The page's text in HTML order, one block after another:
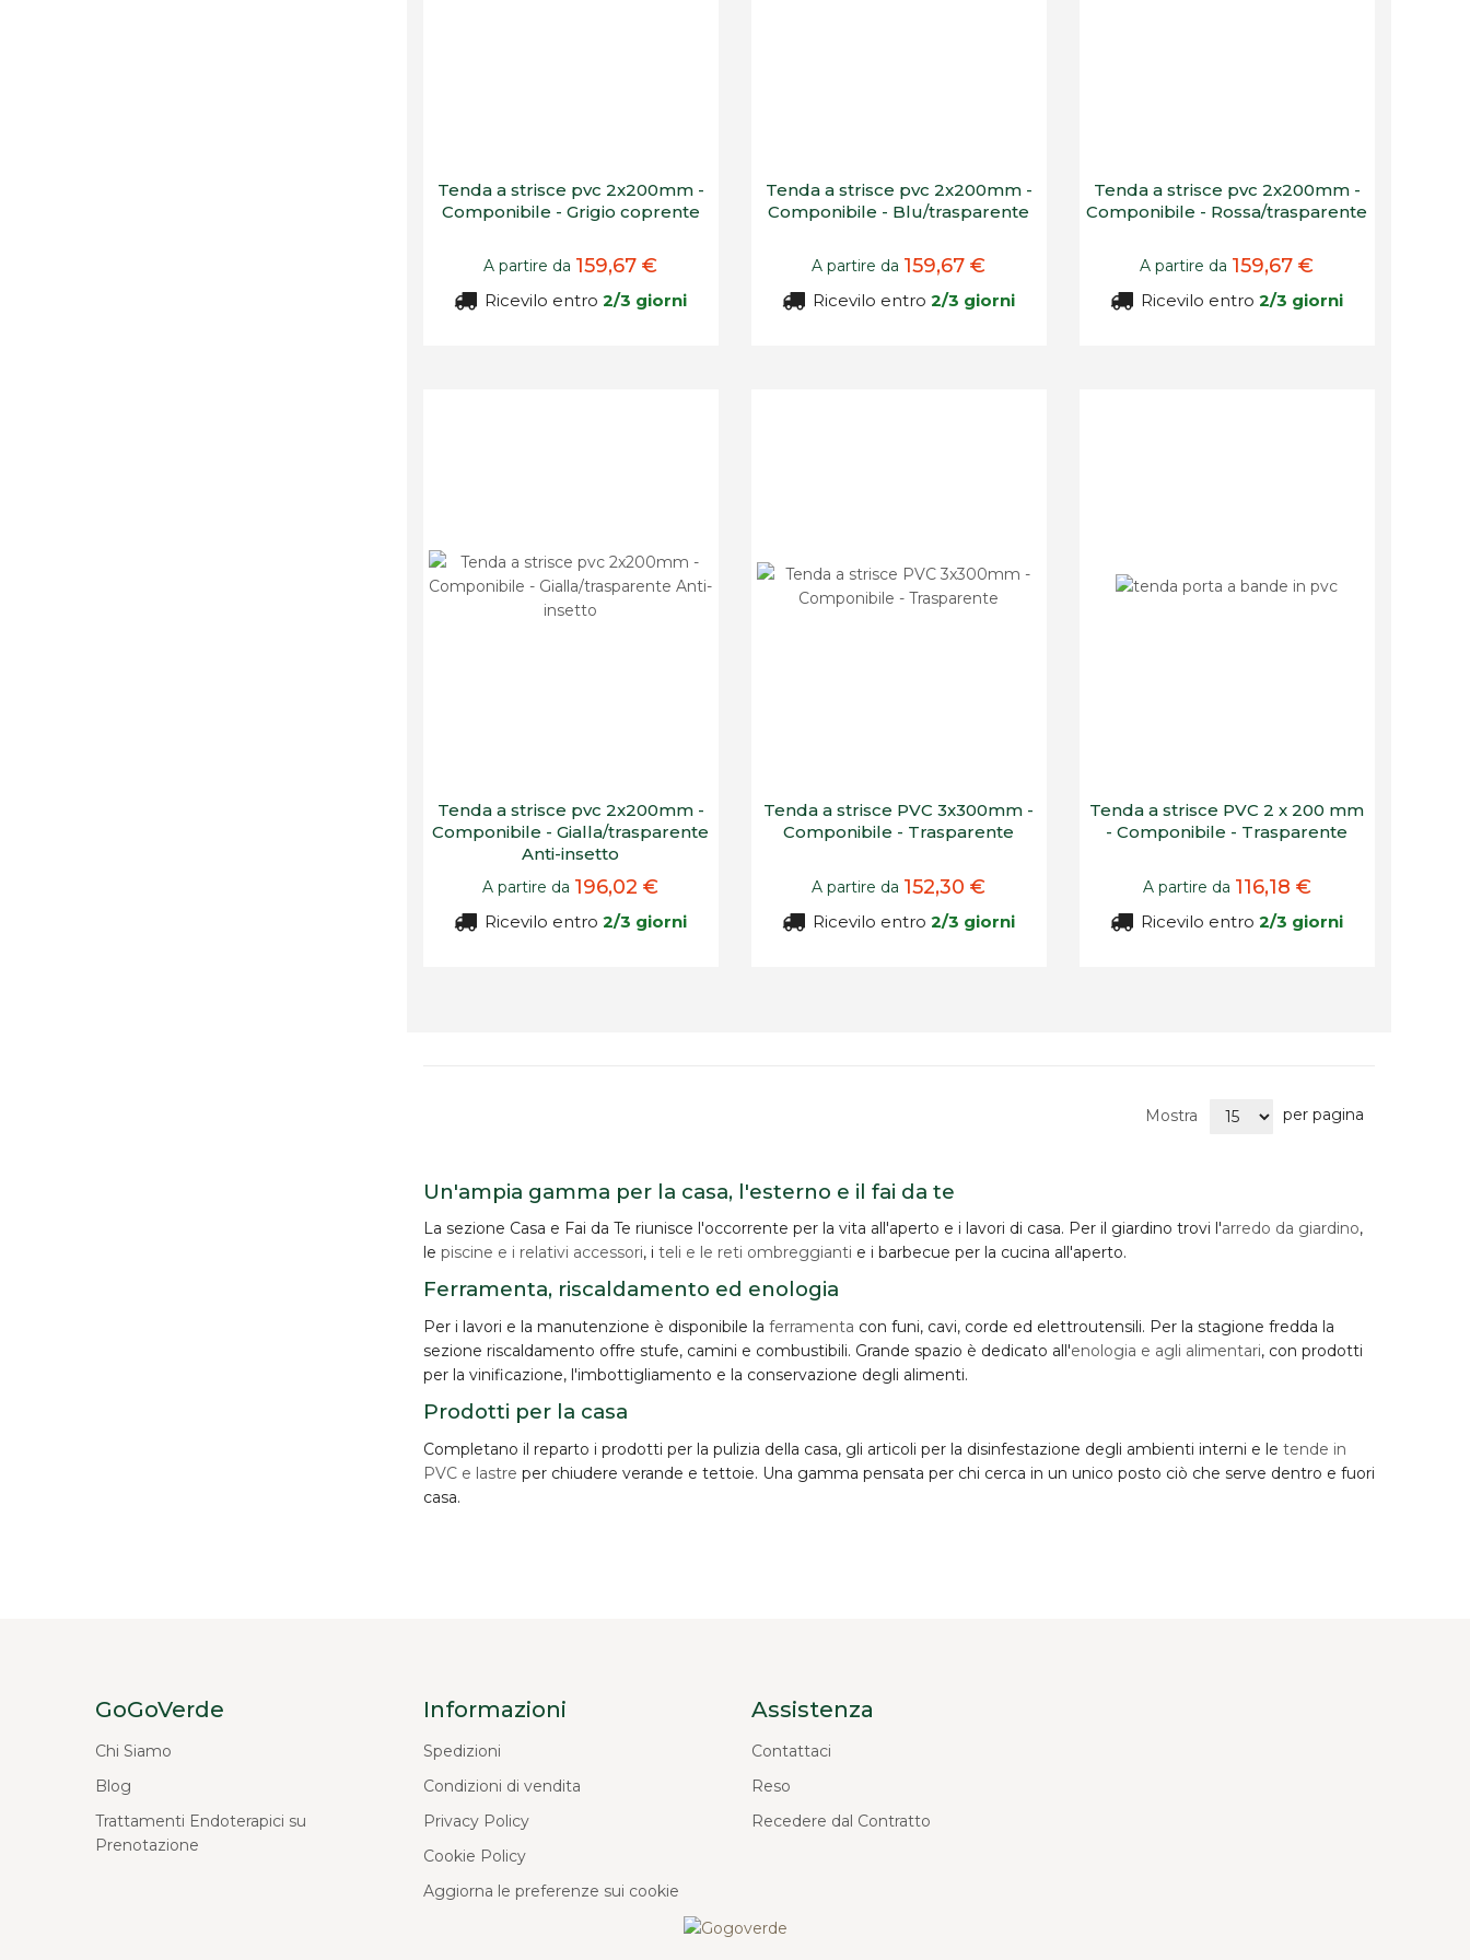
Tenda a strisce pvc 2x200mm -
Componibile - Grigio coprente
A partire da 159,67 €
Ricevilo entro2/3 giorni
Tenda a strisce pvc 2x200mm -
Componibile - Blu/trasparente
A partire da 159,67 €
Ricevilo entro2/3 giorni
Tenda a strisce pvc 2x200mm -
Componibile - Rossa/trasparente
A partire da 159,67 €
Ricevilo entro2/3 giorni
Tenda a strisce pvc 2x200mm -
Componibile - Gialla/trasparente
Anti-insetto
A partire da 196,02 €
Ricevilo entro2/3 giorni
Tenda a strisce PVC 3x300mm -
Componibile - Trasparente
A partire da 152,30 €
Ricevilo entro2/3 giorni
Tenda a strisce PVC 2 x 200 mm
- Componibile - Trasparente
A partire da 116,18 €
Ricevilo entro2/3 giorni
Mostra per pagina
Un'ampia gamma per la casa, l'esterno e il fai da te
La sezione Casa e Fai da Te riunisce l'occorrente per la vita all'aperto e i lavori di casa. Per il giardino trovi l'arredo da giardino,
le piscine e i relativi accessori, i teli e le reti ombreggianti e i barbecue per la cucina all'aperto.
Ferramenta, riscaldamento ed enologia
Per i lavori e la manutenzione è disponibile la ferramenta con funi, cavi, corde ed elettroutensili. Per la stagione fredda la
sezione riscaldamento offre stufe, camini e combustibili. Grande spazio è dedicato all'enologia e agli alimentari, con prodotti
per la vinificazione, l'imbottigliamento e la conservazione degli alimenti.
Prodotti per la casa
Completano il reparto i prodotti per la pulizia della casa, gli articoli per la disinfestazione degli ambienti interni e le tende in
PVC e lastre per chiudere verande e tettoie. Una gamma pensata per chi cerca in un unico posto ciò che serve dentro e fuori
casa.
GoGoVerde
Chi Siamo
Blog
Trattamenti Endoterapici su
Prenotazione
Informazioni
Spedizioni
Condizioni di vendita
Privacy Policy
Cookie Policy
Aggiorna le preferenze sui cookie
Assistenza
Contattaci
Reso
Recedere dal Contratto